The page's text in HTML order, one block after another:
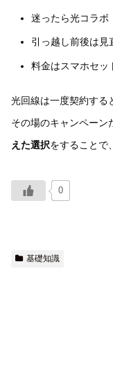
迷ったら光コラボ
引っ越し前後は見
料金はスマホセッ
光回線は一度契約する
その場のキャンペーン
えた選択をすることで
0
基礎知識